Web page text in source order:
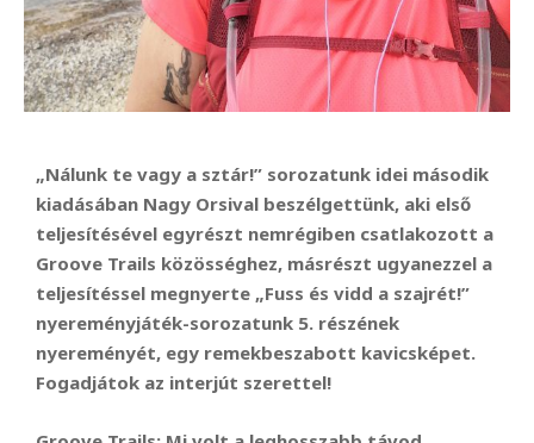
„Nálunk te vagy a sztár!” sorozatunk idei második
kiadásában Nagy Orsival beszélgettünk, aki első
teljesítésével egyrészt nemrégiben csatlakozott a
Groove Trails közösséghez, másrészt ugyanezzel a
teljesítéssel megnyerte „Fuss és vidd a szajrét!”
nyereményjáték-sorozatunk 5. részének
nyereményét, egy remekbeszabott kavicsképet.
Fogadjátok az interjút szerettel!